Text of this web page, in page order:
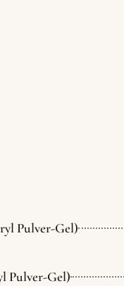
Pulver-Gel)
Pulver-Gel)